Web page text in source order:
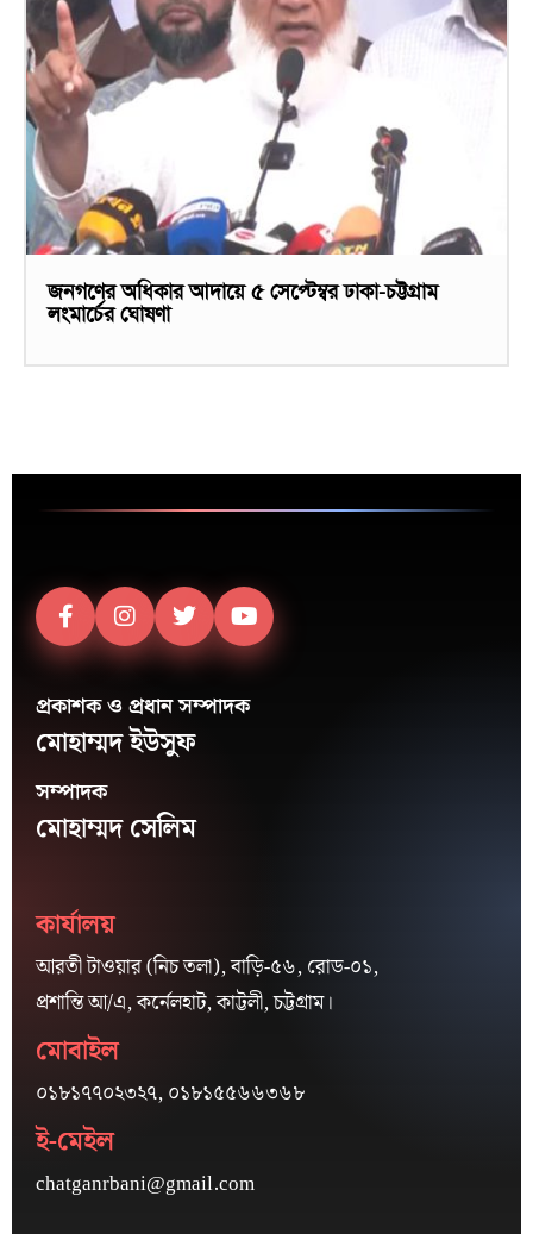
জনগণের অধিকার আদায়ে ৫ সেপ্টেম্বর ঢাকা-চট্টগ্রাম
লংমার্চের ঘোষণা
প্রকাশক ও প্রধান সম্পাদক
মোহাম্মদ ইউসুফ
সম্পাদক
মোহাম্মদ সেলিম
কার্যালয়
আরতী টাওয়ার (নিচ তলা), বাড়ি-৫৬, রোড-০১,
প্রশান্তি আ/এ, কর্নেলহাট, কাট্টলী, চট্টগ্রাম।
মোবাইল
০১৮১৭৭০২৩২৭, ০১৮১৫৫৬৬৩৬৮
ই-মেইল
chatganrbani@gmail.com